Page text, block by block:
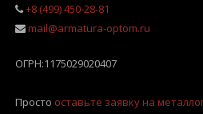
+8 (499) 450-28-81
mail@armatura-optom.ru
ОГРН:1175029020407
Просто оставьте заявку на